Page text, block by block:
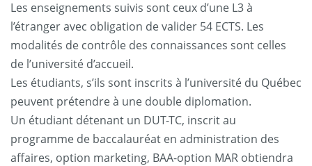
Les enseignements suivis sont ceux d’une L3 à
l’étranger avec obligation de valider 54 ECTS. Les
modalités de contrôle des connaissances sont celles
de l’université d’accueil.
Les étudiants, s’ils sont inscrits à l’université du Québec
peuvent prétendre à une double diplomation.
Un étudiant détenant un DUT-TC, inscrit au
programme de baccalauréat en administration des
affaires, option marketing, BAA-option MAR obtiendra